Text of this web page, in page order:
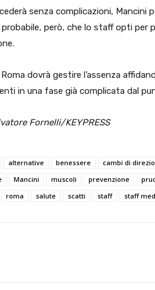
senza complicazioni,
probabile, però, che lo staff opti per
dovrà gestire l’assenza
in una fase già complicata dal
Fornelli/KEYPRESS
alternative benessere cambi di
Mancini muscoli prevenzione
roma salute scatti staff staff